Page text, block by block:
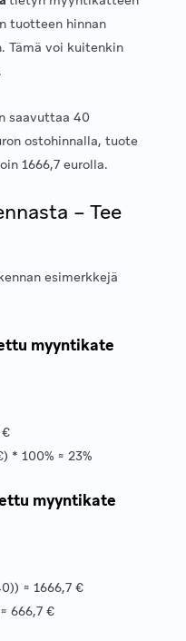
tuotteen hinnan
Tämä voi kuitenkin
saavuttaa 40
ostohinnalla, tuote
1666,7 eurolla.
– Tee
esimerkkejä
myyntikate
* 100% ≈ 23%
myyntikate
≈ 1666,7 €
666,7 €